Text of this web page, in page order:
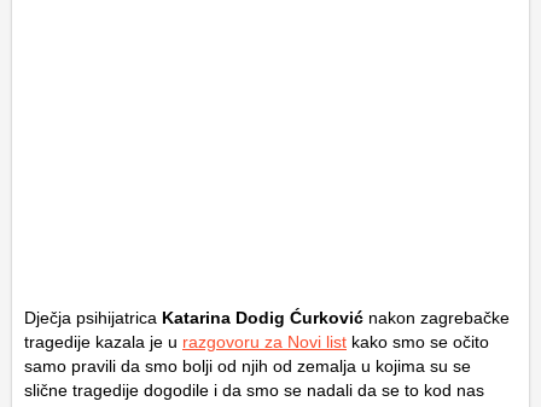
Dječja psihijatrica Katarina Dodig Ćurković nakon zagrebačke
tragedije kazala je u razgovoru za Novi list kako smo se očito
samo pravili da smo bolji od njih od zemalja u kojima su se
slične tragedije dogodile i da smo se nadali da se to kod nas